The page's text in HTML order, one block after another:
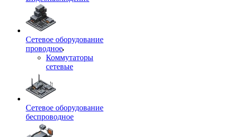
Сетевое оборудование
проводное
Коммутаторы
сетевые
Сетевое оборудование
беспроводное